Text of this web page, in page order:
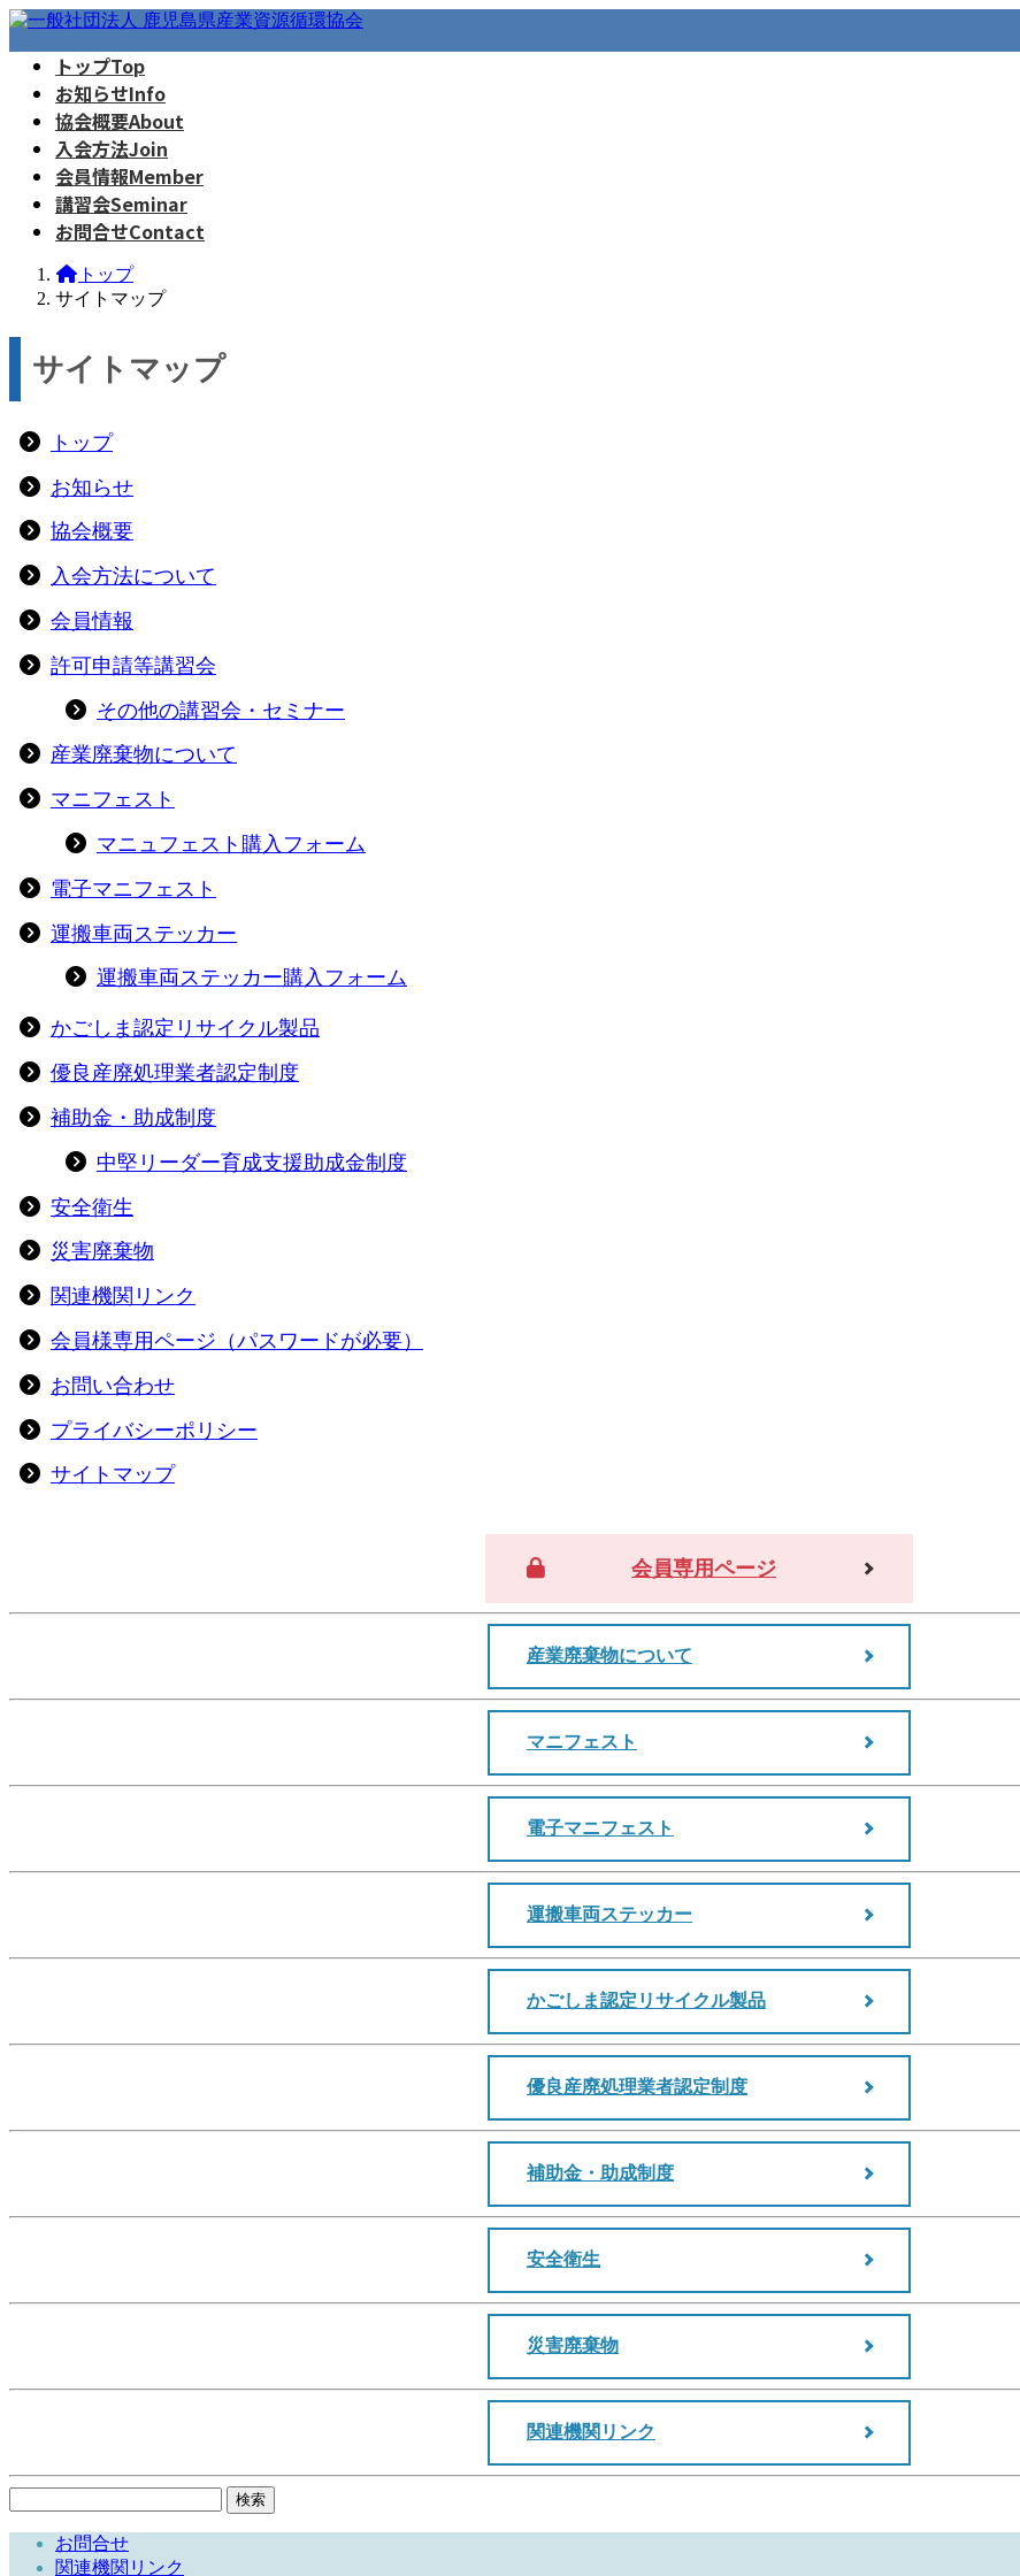
コ
ナ
トップTop
お知らせInfo
協会概要About
入会方法Join
会員情報Member
講習会Seminar
お問合せContact
トップ
サイトマップ
サイトマップ
トップ
お知らせ
協会概要
入会方法について
会員情報
許可申請等講習会
その他の講習会・セミナー
産業廃棄物について
マニフェスト
マニュフェスト購入フォーム
電子マニフェスト
運搬車両ステッカー
運搬車両ステッカー購入フォーム
かごしま認定リサイクル製品
優良産廃処理業者認定制度
補助金・助成制度
中堅リーダー育成支援助成金制度
安全衛生
災害廃棄物
関連機関リンク
会員様専用ページ（パスワードが必要）
お問い合わせ
プライバシーポリシー
サイトマップ
会員専用ページ
産業廃棄物について
マニフェスト
電子マニフェスト
運搬車両ステッカー
かごしま認定リサイクル製品
優良産廃処理業者認定制度
補助金・助成制度
安全衛生
災害廃棄物
関連機関リンク
お問合せ
関連機関リンク